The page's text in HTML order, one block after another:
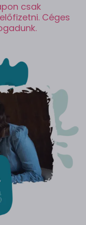
csak
Céges